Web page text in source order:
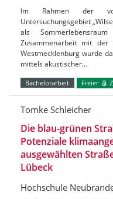
Im Rahmen der
Untersuchungsgebiet
als
Zusammenarbeit mit der
Westmecklenburg wurde
mittels akustischer…
Bachelorarbeit Freier
Tomke Schleicher
Die blau-grünen
Potenziale
ausgewählten
Lübeck
Hochschule